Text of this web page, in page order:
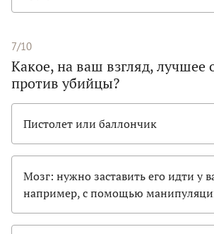
7/10
Какое, на ваш взгляд, лучшее
против убийцы?
Пистолет или баллончик
Мозг: нужно заставить его идти у
например, с помощью